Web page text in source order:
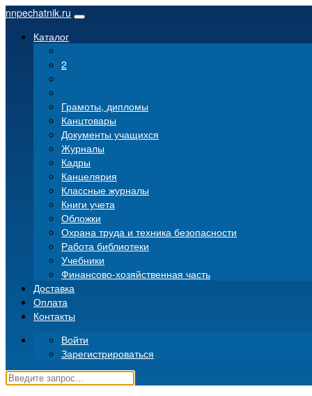
nnpechatnik.ru
Каталог
2
Грамоты, дипломы
Канцтовары
Документы учащихся
Журналы
Кадры
Канцелярия
Классные журналы
Книги учета
Обложки
Охрана труда и техника безопасности
Работа библиотеки
Учебники
Финансово-хозяйственная часть
Доставка
Оплата
Контакты
Войти
Зарегистрироваться